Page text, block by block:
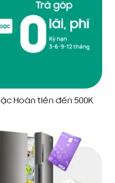
Hoàn tiền đến 500K